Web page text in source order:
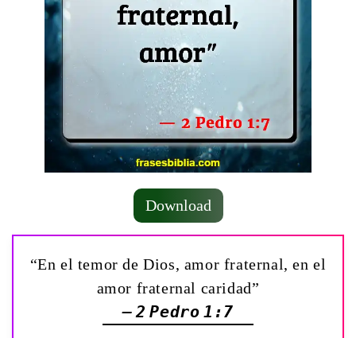
Download
“En el temor de Dios, amor fraternal, en el
amor fraternal caridad”
— 2 Pedro 1:7